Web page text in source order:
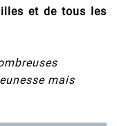
et de tous les
mais